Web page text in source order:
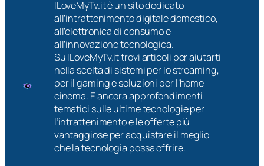
ILoveMyTv.it è un sito dedicato
all’intrattenimento digitale domestico,
all’elettronica di consumo e
all’innovazione tecnologica.
Su ILoveMyTv.it trovi articoli per aiutarti
nella scelta di sistemi per lo streaming,
per il gaming e soluzioni per l’home
cinema. E ancora approfondimenti
tematici sulle ultime tecnologie per
l’intrattenimento e le offerte più
vantaggiose per acquistare il meglio
che la tecnologia possa offrire.